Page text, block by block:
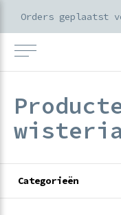
wisteria
Categorieën